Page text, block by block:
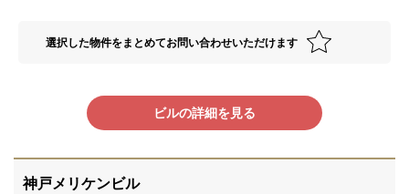
選択した物件をまとめてお問い合わせいただけます
ビルの詳細を見る
神戸メリケンビル